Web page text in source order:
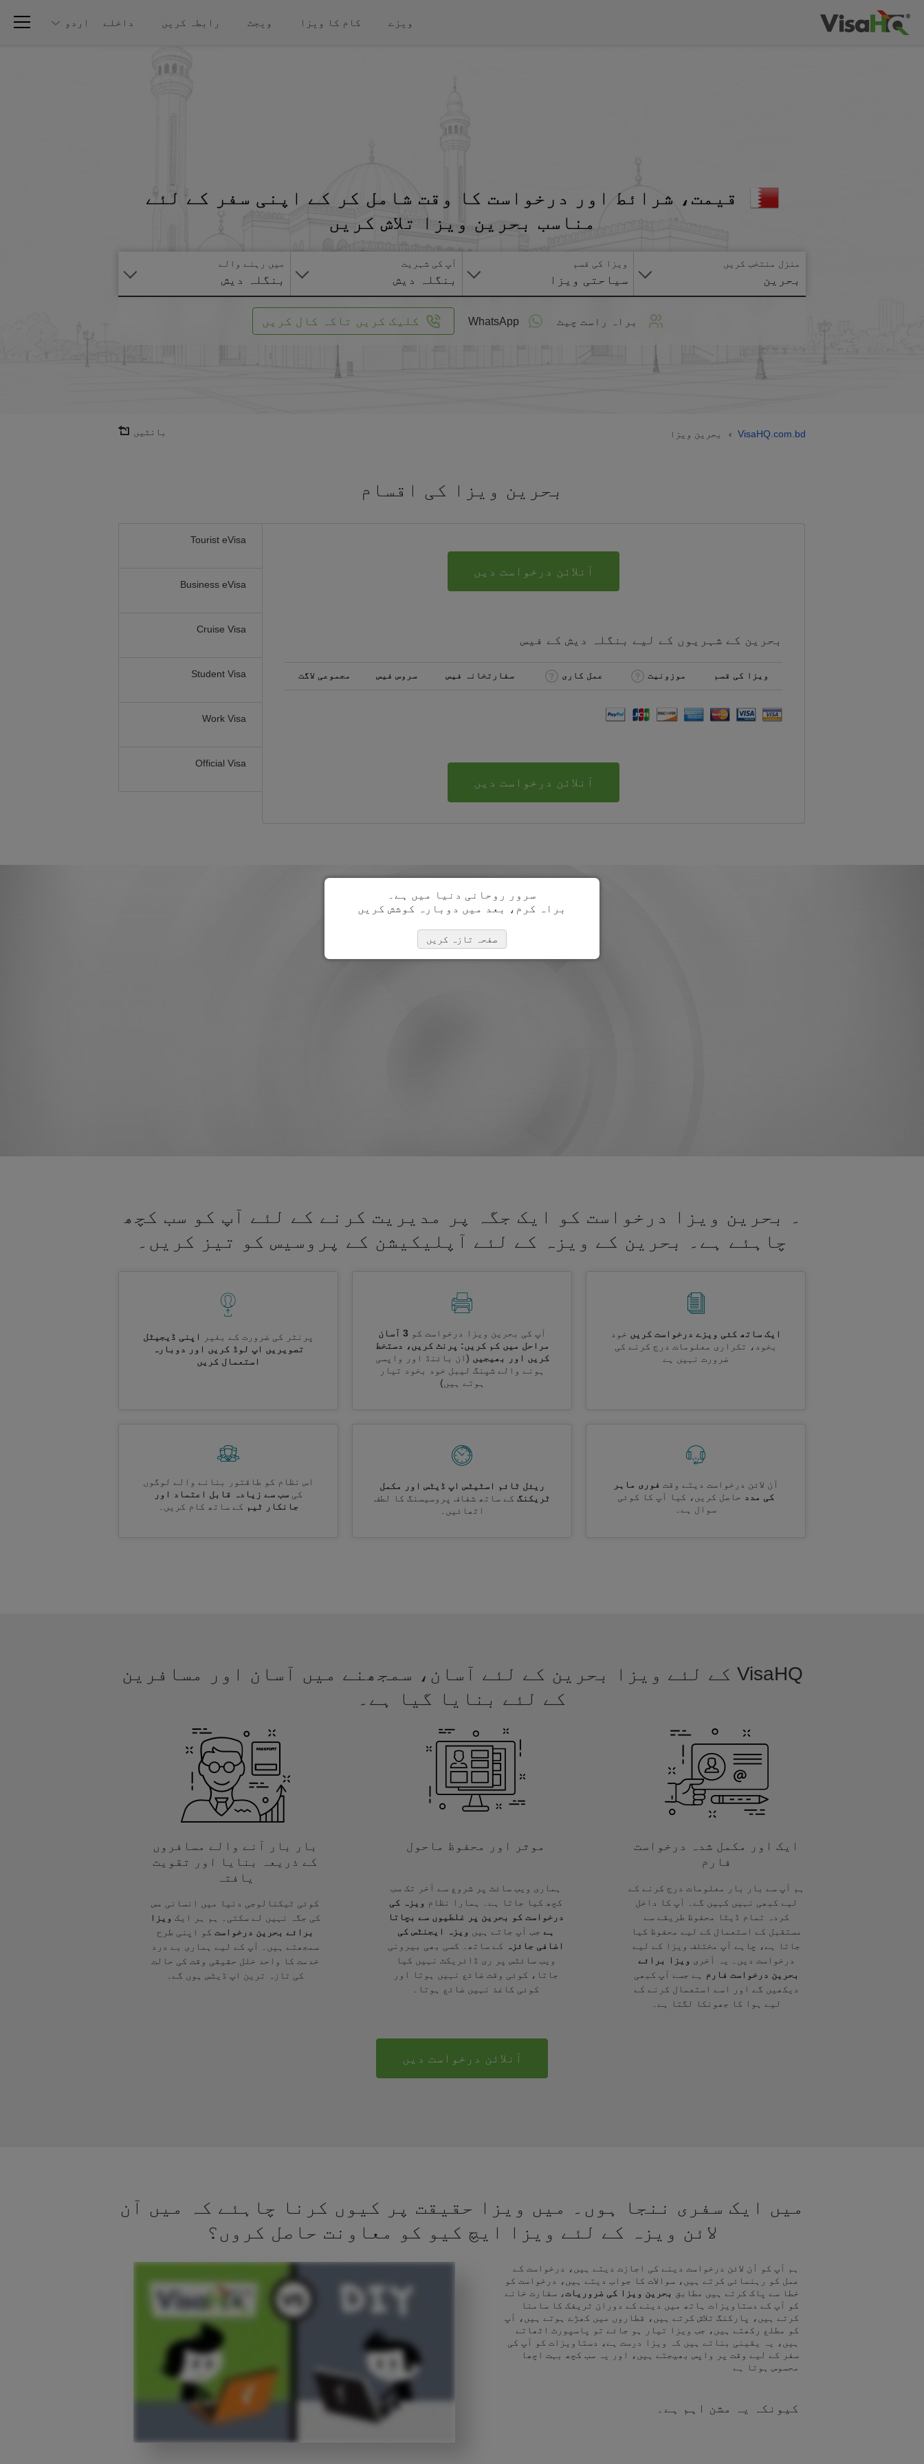
ویزے کام کا ویزا ویجٹ رابطہ کریں داخلے اردو
قیمت، شرائط اور درخواست کا وقت شامل کر کے اپنی سفر کے لئے
مناسب بحرین ویزا تلاش کریں
منزل منتخب کریں
بحرین
ویزا کی قسم
سیاحتی ویزا
آپ کی شہریت
بنگلہ دیش
میں رہنے والے
بنگلہ دیش
براہ راست چیٹ WhatsApp کلیک کریں تاکہ کال کریں
VisaHQ.com.bd
› بحرین ویزا بانٹیں
بحرین ویزا کی اقسام
Tourist eVisa
Business eVisa
Cruise Visa
Student Visa
Work Visa
Official Visa
آنلائن درخواست دیں
بحرین کے شہریوں کے لیے بنگلہ دیش کے فیس
ویزا کی قسم موزونیت عمل کاری سفارتخانہ فیس سروس فیس مجموعی لاگت
آنلائن درخواست دیں
۔ بحرین ویزا درخواست کو ایک جگہ پر مدیریت کرنے کے لئے آپ کو سب کچھ
چاہئے ہے۔ بحرین کے ویزہ کے لئے آپلیکیشن کے پروسیس کو تیز کریں۔
ایک ساتھ کئی ویزے درخواست کریں خود
بخود، تکراری معلومات درج کرنے کی
ضرورت نہیں ہے
آپ کی بحرین ویزا درخواست کو
3 آسان
مراحل میں کم کریں: پرنٹ کریں، دستخط
کریں اور بھیجیں (ان بائنڈ اور واپسی
ہونے والے شپنگ لیبل خود بخود تیار
ہوتے ہیں)
پرنٹر کی ضرورت کے بغیر
اپنی ڈیجیٹل
تصویریں اپ لوڈ کریں اور دوبارہ
استعمال کریں
آن لائن درخواست دیتے وقت فوری ماہر
کی مدد حاصل کریں، کیا آپ کا کوئی
سوال ہے۔
ریئل ٹائم اسٹیٹس اپ ڈیٹس اور مکمل
ٹریکنگ کے ساتھ شفاف پروسیسنگ کا لطف
اٹھائیں۔
اس نظام کو طاقتور بنانے والے لوگوں
کی سب سے زیادہ قابل اعتماد اور
جانکار ٹیم کے ساتھ کام کریں۔
VisaHQ کے لئے ویزا بحرین کے لئے آسان، سمجھنے میں آسان اور مسافرین
کے لئے بنایا گیا ہے۔
ایک اور مکمل شدہ درخواست
فارم
ہم آپ سے بار بار معلومات درج کرنے کے
لیے کبھی نہیں کہیں گے۔ آپ کا داخل
کردہ تمام ڈیٹا محفوظ طریقے سے
مستقبل کے استعمال کے لیے محفوظ کیا
جاتا ہے، چاہے آپ مختلف ویزا کے لیے
درخواست دیں۔ یہ آخری ویزا برائے
بحرین درخواست فارم
ہے جسے آپ کبھی
دیکھیں گے اور اسے استعمال کرنے کے
لیے ہوا کا جھونکا لگتا ہے۔
موثر اور محفوظ ماحول
ہماری ویب سائٹ پر شروع سے آخر تک سب
کچھ کیا جاتا ہے۔ ہمارا نظام ویزہ کی
درخواست کو بحرین پر غلطیوں سے بچاتا
ہے جب آپ جاتے ہیں
ویزہ ایجنٹس کی
اضافی جائزہ
کے ساتھ۔ کسی بھی بیرونی
ویب سائٹس پر ری ڈائریکٹ نہیں کیا
جاتا، کوئی وقت ضائع نہیں ہوتا اور
کوئی کاغذ نہیں ضائع ہوتا۔
بار بار آنے والے مسافروں
کے ذریعہ بنایا اور تقویت
یافتہ
کوئی ٹیکنالوجی دنیا میں انسانی مس
کی جگہ نہیں لے سکتی۔ ہم ہر ایک ویزا
برائے بحرین درخواست کو اپنی طرح
سمجھتے ہیں۔ آپ کے لیے ہماری بے درد
خدمت کا واحد خلل حقیقی وقت کی حالت
کی تازہ ترین اپ ڈیٹس ہوں گے۔
آنلائن درخواست دیں
میں ایک سفری ننجا ہوں۔ میں ویزا حقیقت پر کیوں کرنا چاہئے کہ میں آن
لائن ویزہ کے لئے ویزا ایچ کیو کو معاونت حاصل کروں؟
ہم آپ کو آن لائن درخواست دینے کی اجازت دیتے ہیں، درخواست کے
عمل کو رہنمائی کرتے ہیں، سوالات کا جواب دیتے ہیں، درخواست کو
خطا سے پاک کرتے ہیں مطابق
بحرین ویزا کی ضروریات، سفارت خانے
کو آپ کے دستاویزات ہاتھ میں دینے کے دوران ٹریفک کا سامنا
کرتے ہیں، پارکنگ تلاش کرتے ہیں، قطاروں میں کھڑے ہوتے ہیں، آپ
کو مطلع رکھتے ہیں، جب ویزا تیار ہو جائے تو پاسپورٹ اٹھاتے
ہیں، یہ یقینی بناتے ہیں کہ ویزا درست ہے، دستاویزات کو آپ کی
سفر کے لیے وقت پر واپس بھیجتے ہیں، اور یہ سب کچھ بہت اچھا
محسوس ہوتا ہے
کیونکہ یہ مشن اہم ہے۔
سرور روحانی دنیا میں ہے۔
براہ کرم، بعد میں دوبارہ کوشش کریں
صفحہ تازہ کریں